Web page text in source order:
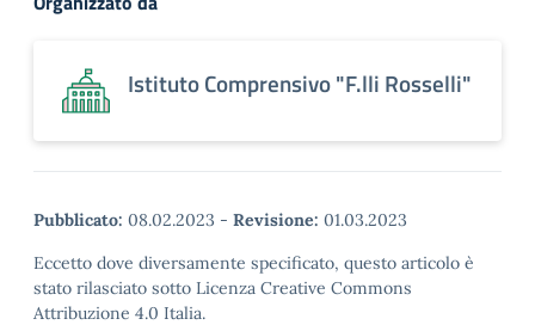
Istituto Comprensivo "F.lli Rosselli"
Pubblicato: 08.02.2023 - Revisione: 01.03.2023
Eccetto dove diversamente specificato, questo articolo è
stato rilasciato sotto Licenza Creative Commons
Attribuzione 4.0 Italia.